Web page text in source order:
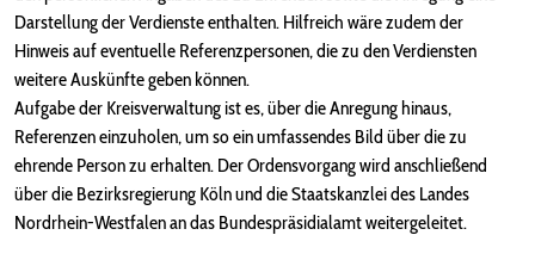
Darstellung der Verdienste enthalten. Hilfreich wäre zudem der
Hinweis auf eventuelle Referenzpersonen, die zu den Verdiensten
weitere Auskünfte geben können.
Aufgabe der Kreisverwaltung ist es, über die Anregung hinaus,
Referenzen einzuholen, um so ein umfassendes Bild über die zu
ehrende Person zu erhalten. Der Ordensvorgang wird anschließend
über die Bezirksregierung Köln und die Staatskanzlei des Landes
Nordrhein-Westfalen an das Bundespräsidialamt weitergeleitet.